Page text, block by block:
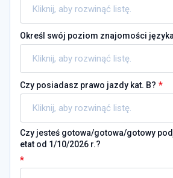
Określ swój poziom znajomości
Czy posiadasz prawo jazdy kat. B? *
Czy jesteś gotowa/gotowa/gotowy
etat od 1/10/2026 r.?
*